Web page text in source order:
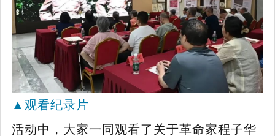
▲ 观看纪录片
活动中，大家一同观看了关于革命家程子华